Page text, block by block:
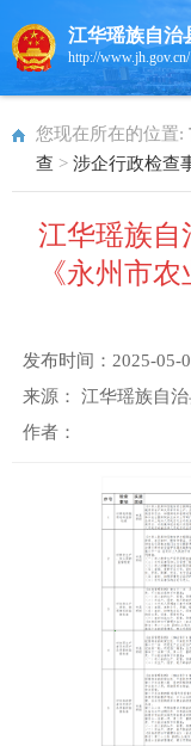
江华瑶族自治
http://www.jh.gov.cn/
您现在所在的位置:
查 > 涉企行政检查
江华瑶族自
《永州市
发布时间： 2025-05-
来源： 江华瑶族自
作者：